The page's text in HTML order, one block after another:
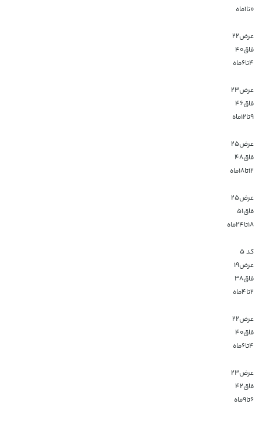
۰تا۱ماه
عرض۲۲
فاق۴۰
۴تا۶ماه
عرض۲۳
فاق۴۶
۹تا۱۲ماه
عرض۲۵
فاق۴۸
۱۲تا۱۸ماه
عرض۲۵
فاق۵۱
۱۸تا۲۴ماه
کد 5
عرض۱۹
فاق۳۸
۲تا۴ماه
عرض۲۲
فاق۴۰
۴تا۶ماه
عرض۲۳
فاق۴۲
۶تا۹ماه